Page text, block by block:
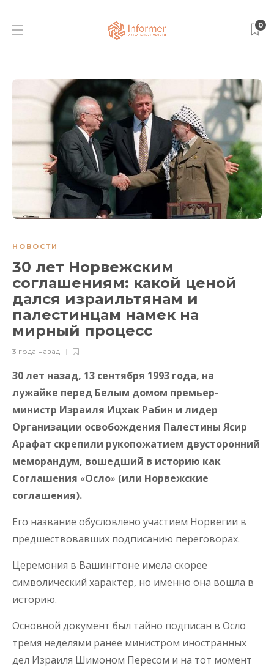
0
НОВОСТИ
30 лет Норвежским
соглашениям: какой ценой
дался израильтянам и
палестинцам намек на
мирный процесс
3 года назад
30 лет назад, 13 сентября 1993 года, на
лужайке перед Белым домом премьер-
министр Израиля Ицхак Рабин и лидер
Организации освобождения Палестины Ясир
Арафат скрепили рукопожатием двусторонний
меморандум, вошедший в историю как
Соглашения «Осло» (или Норвежские
соглашения).
Его название обусловлено участием Норвегии в
предшествовавших подписанию переговорах.
Церемония в Вашингтоне имела скорее
символический характер, но именно она вошла в
историю.
Основной документ был тайно подписан в Осло
тремя неделями ранее министром иностранных
дел Израиля Шимоном Пересом и на тот момент